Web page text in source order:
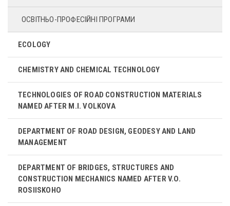
ОСВІТНЬО-ПРОФЕСІЙНІ ПРОГРАМИ
ECOLOGY
CHEMISTRY AND CHEMICAL TECHNOLOGY
TECHNOLOGIES OF ROAD CONSTRUCTION MATERIALS
NAMED AFTER M.I. VOLKOVA
DEPARTMENT OF ROAD DESIGN, GEODESY AND LAND
MANAGEMENT
DEPARTMENT OF BRIDGES, STRUCTURES AND
CONSTRUCTION MECHANICS NAMED AFTER V.O.
ROSIISKOHO